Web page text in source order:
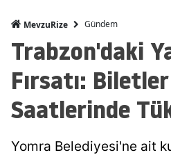
MevzuRize Gündem
Trabzon'daki
Fırsatı:
Saatlerinde
Yomra Belediyesi'ne ait